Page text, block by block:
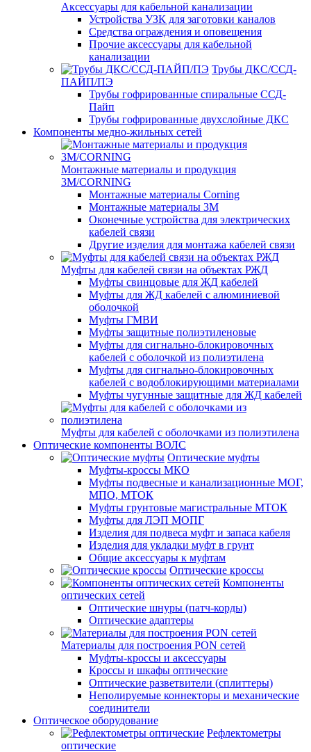
Аксессуары для кабельной канализации
Устройства УЗК для заготовки каналов
Средства ограждения и оповещения
Прочие аксессуары для кабельной
канализации
Трубы ДКС/ССД-
ПАЙП/ПЭ
Трубы гофрированные спиральные ССД-
Пайп
Трубы гофрированные двухслойные ДКС
Компоненты медно-жильных сетей
Монтажные материалы и продукция
3M/CORNING
Монтажные материалы Corning
Монтажные материалы 3M
Оконечные устройства для электрических
кабелей связи
Другие изделия для монтажа кабелей связи
Муфты для кабелей связи на объектах РЖД
Муфты свинцовые для ЖД кабелей
Муфты для ЖД кабелей с алюминиевой
оболочкой
Муфты ГМВИ
Муфты защитные полиэтиленовые
Муфты для сигнально-блокировочных
кабелей с оболочкой из полиэтилена
Муфты для сигнально-блокировочных
кабелей с водоблокирующими материалами
Муфты чугунные защитные для ЖД кабелей
Муфты для кабелей с оболочками из полиэтилена
Оптические компоненты ВОЛС
Оптические муфты
Муфты-кроссы МКО
Муфты подвесные и канализационные МОГ,
МПО, МТОК
Муфты грунтовые магистральные МТОК
Муфты для ЛЭП МОПГ
Изделия для подвеса муфт и запаса кабеля
Изделия для укладки муфт в грунт
Общие аксессуары к муфтам
Оптические кроссы
Компоненты
оптических сетей
Оптические шнуры (патч-корды)
Оптические адаптеры
Материалы для построения PON сетей
Муфты-кроссы и аксессуары
Кроссы и шкафы оптические
Оптические разветвители (сплиттеры)
Неполируемые коннекторы и механические
соединители
Оптическое оборудование
Рефлектометры
оптические